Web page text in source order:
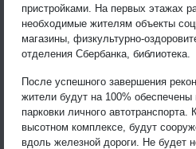
пристройками. На первых этажах
необходимые жителям объекты
магазины, физкультурно-
отделения Сбербанка, библиотека.
После успешного завершения
жители будут на 100%
парковки личного
высотном комплексе, будут
вдоль железной дороги. Не будет